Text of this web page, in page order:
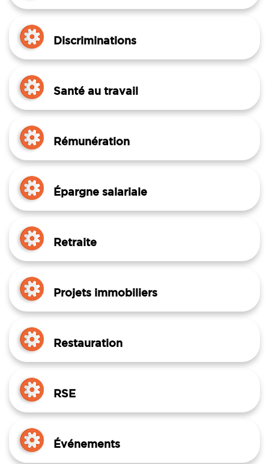
Discriminations
Santé au travail
Rémunération
Épargne salariale
Retraite
Projets immobiliers
Restauration
RSE
Événements